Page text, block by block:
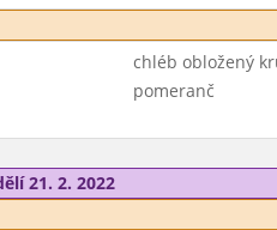
chléb obložený
pomeranč
21. 2. 2022